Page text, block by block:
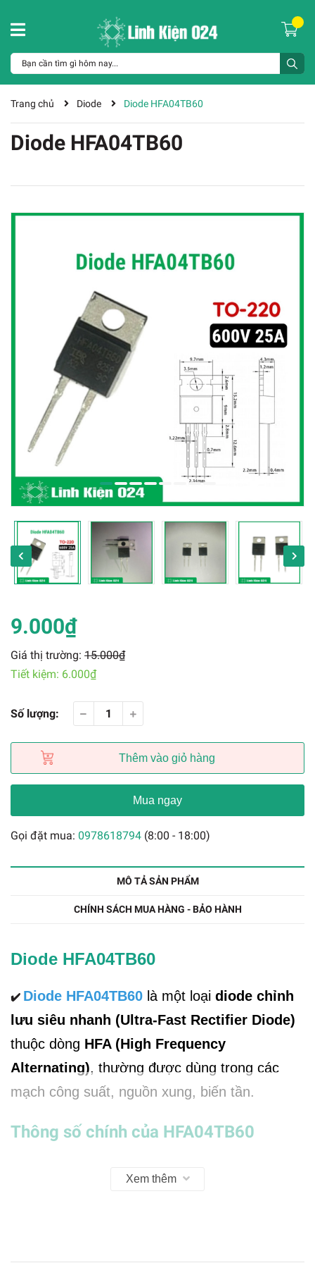
Trang chủ Diode Diode HFA04TB60
Diode HFA04TB60
9.000₫
Giá thị trường: 15.000₫
Tiết kiệm: 6.000₫
Số lượng:
Thêm vào giỏ hàng
Mua ngay
Gọi đặt mua: 0978618794 (8:00 - 18:00)
MÔ TẢ SẢN PHẨM
CHÍNH SÁCH MUA HÀNG - BẢO HÀNH
Diode HFA04TB60
✔️ Diode HFA04TB60 là một loại diode chỉnh
lưu siêu nhanh (Ultra-Fast Rectifier Diode)
thuộc dòng HFA (High Frequency
Alternating), thường được dùng trong các
mạch công suất, nguồn xung, biến tần.
Thông số chính của HFA04TB60
Xem thêm